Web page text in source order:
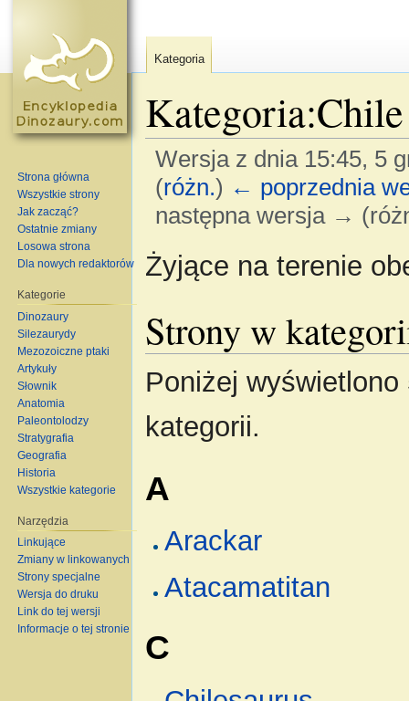
Kategoria:Chile
Wersja z dnia 15:45, 5
(różn.) ← poprzednia
następna wersja →
Żyjące na terenie
Strony w
Poniżej
kategorii.
A
Arackar
Atacamatitan
C
Kategoria
Strona główna
Wszystkie strony
Jak zacząć?
Ostatnie zmiany
Losowa strona
Dla nowych redaktorów
Kategorie
Dinozaury
Silezaurydy
Mezozoiczne ptaki
Artykuły
Słownik
Anatomia
Paleontolodzy
Stratygrafia
Geografia
Historia
Wszystkie kategorie
Narzędzia
Linkujące
Zmiany w linkowanych
Strony specjalne
Wersja do druku
Link do tej wersji
Informacje o tej stronie